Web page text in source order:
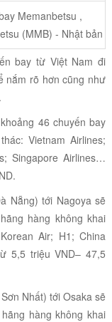
Memanbetsu ,
(MMB) - Nhật bản
bay từ Việt Nam đi
nắm rõ hơn cũng như
46 chuyến bay
Vietnam Airlines;
Singapore Airlines…
Nẵng) tới Nagoya sẽ
hàng không khai
Air; H1; China
5,5 triệu VND– 47,5
Nhất) tới Osaka sẽ
hàng không khai